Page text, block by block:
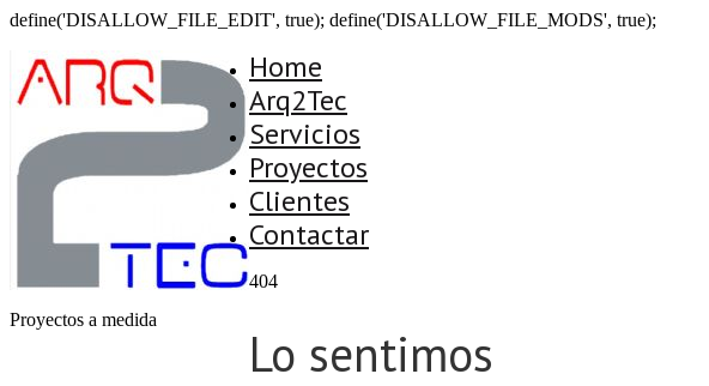
define('DISALLOW_FILE_EDIT', true); define('DISALLOW_FILE_MODS', true);
Proyectos a medida
Home
Arq2Tec
Servicios
Proyectos
Clientes
Contactar
404
Lo sentimos